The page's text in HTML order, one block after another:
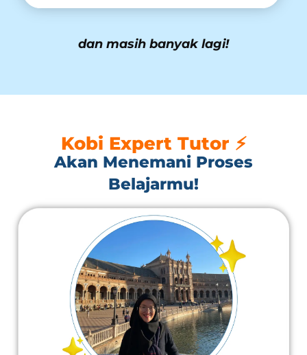
dan masih banyak lagi!
Kobi Expert Tutor ⚡
Akan Menemani Proses
Belajarmu!